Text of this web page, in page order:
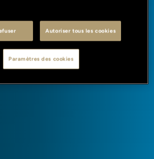
Autoriser tous les cookies
Paramètres des cookies